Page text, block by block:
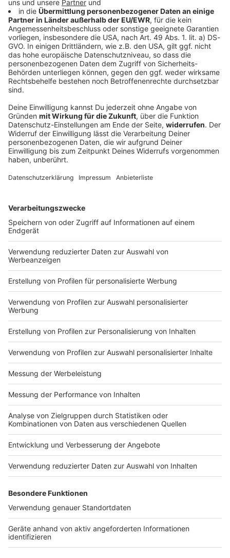
Bayern-Jahr
Die Asienreise des FC Bayern neigt sich dem Ende
entgegen. Die Worte von Trainer Vincent Kompany
lassen die Fans von einer großen Saison träumen. Erst
DEINE GEMERKTEN ARTIKEL
Du hast dir noch keine Artikel gemerkt
Impressum
Nutzungsbedingungen
Jobs
Presse
Werben
Archiv
ANTENNE BAYERN GROUP
Stiftung ANTENNE BAYERN
hilft
Kontakt
Studio-Hotline
Verkehrs-Hotline
Newsletter